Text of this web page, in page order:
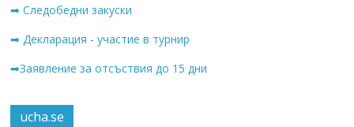
➡ Следобедни закуски
➡ Декларация - участие в турнир
➡Заявление за отсъствия до 15 дни
ucha.se